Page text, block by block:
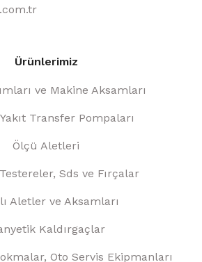
Ürünlerimiz
ve Makine Aksamları
Transfer Pompaları
Ölçü Aletleri
Sds ve Fırçalar
Aletler ve Aksamları
Kaldırgaçlar
Oto Servis Ekipmanları